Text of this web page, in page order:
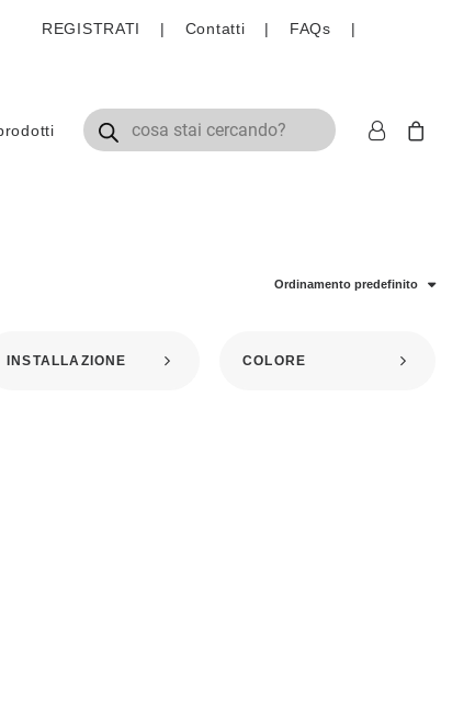
REGISTRATI | Contatti | FAQs |
Ricerca prodotti
Ordinamento predefinito
INSTALLAZIONE COLORE